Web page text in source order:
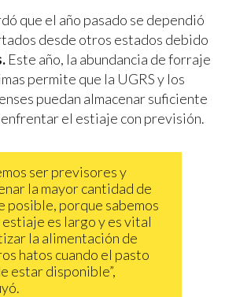
que el año pasado se dependió
desde otros estados debido
Este año, la abundancia de forraje
permite que la UGRS y los
puedan almacenar suficiente
el estiaje con previsión.
ser previsores y
la mayor cantidad de
posible, porque sabemos
estiaje es largo y es vital
la alimentación de
hatos cuando el pasto
estar disponible”,